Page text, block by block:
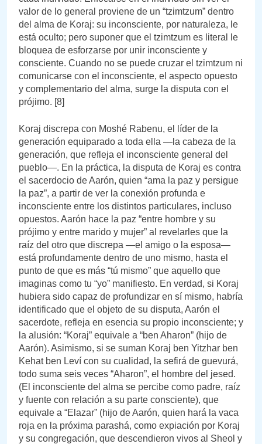
valor de lo general proviene de un “tzimtzum” dentro
del alma de Koraj: su inconsciente, por naturaleza, le
está oculto; pero suponer que el tzimtzum es literal le
bloquea de esforzarse por unir inconsciente y
consciente. Cuando no se puede cruzar el tzimtzum ni
comunicarse con el inconsciente, el aspecto opuesto
y complementario del alma, surge la disputa con el
prójimo. [8]
Koraj discrepa con Moshé Rabenu, el líder de la
generación equiparado a toda ella —la cabeza de la
generación, que refleja el inconsciente general del
pueblo—. En la práctica, la disputa de Koraj es contra
el sacerdocio de Aarón, quien “ama la paz y persigue
la paz”, a partir de ver la conexión profunda e
inconsciente entre los distintos particulares, incluso
opuestos. Aarón hace la paz “entre hombre y su
prójimo y entre marido y mujer” al revelarles que la
raíz del otro que discrepa —el amigo o la esposa—
está profundamente dentro de uno mismo, hasta el
punto de que es más “tú mismo” que aquello que
imaginas como tu “yo” manifiesto. En verdad, si Koraj
hubiera sido capaz de profundizar en sí mismo, habría
identificado que el objeto de su disputa, Aarón el
sacerdote, refleja en esencia su propio inconsciente; y
la alusión: “Koraj” equivale a “ben Aharon” (hijo de
Aarón). Asimismo, si se suman Koraj ben Yitzhar ben
Kehat ben Leví con su cualidad, la sefirá de guevurá,
todo suma seis veces “Aharon”, el hombre del jesed.
(El inconsciente del alma se percibe como padre, raíz
y fuente con relación a su parte consciente), que
equivale a “Elazar” (hijo de Aarón, quien hará la vaca
roja en la próxima parashá, como expiación por Koraj
y su congregación, que descendieron vivos al Sheol y